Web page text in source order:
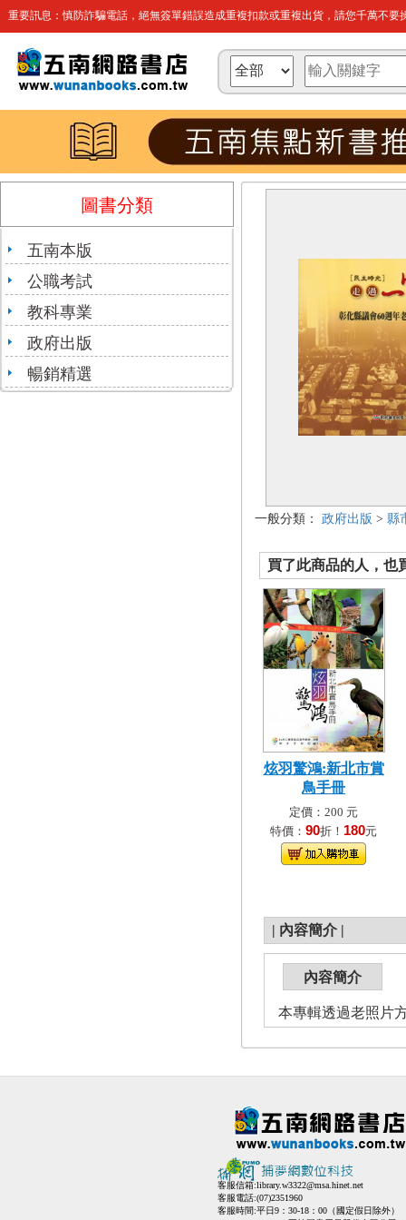
重要訊息：慎防詐騙電話，絕無簽單錯誤造成重複扣款或重複出貨，請您千萬不要
圖書分類
五南本版
公職考試
教科專業
政府出版
暢銷精選
一般分類： 政府出版 > 縣
買了此商品的人，也
炫羽驚鴻:新北市賞
鳥手冊
定價：200 元
特價： 90折！ 180元
| 內容簡介 |
內容簡介
本專輯透過老照片
客服信箱:library.w3322@msa.hinet.net
客服電話:(07)2351960
客服時間:平日9：30-18：00（國定假日除外）